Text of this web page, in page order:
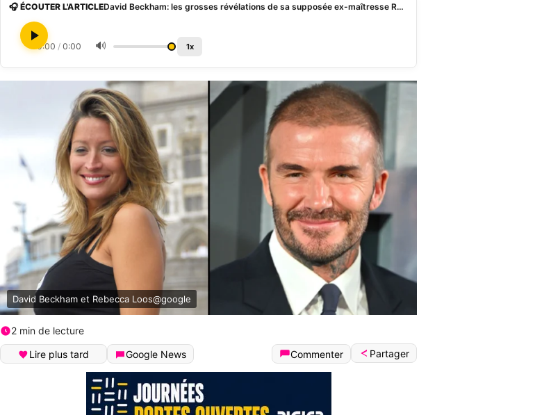
🎧 ÉCOUTER L'ARTICLE David Beckham: les grosses révélations de sa supposée ex-maîtresse Rebecca Loos
0:00 / 0:00 🔊 1x
David Beckham et Rebecca Loos@google
2 min de lecture
Lire plus tard
Google News Commenter Partager